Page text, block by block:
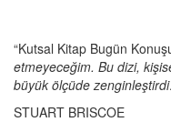
“Kutsal Kitap Bugün
etmeyeceğim. Bu dizi,
büyük ölçüde zenginleştirdi
STUART BRISCOE